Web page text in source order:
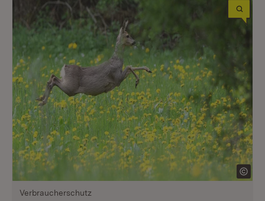
Verbraucherschutz